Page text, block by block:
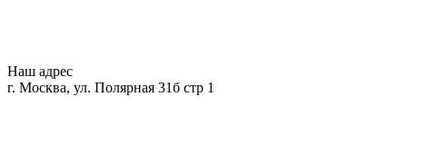
Наш адрес
г. Москва, ул. Полярная 31б стр 1